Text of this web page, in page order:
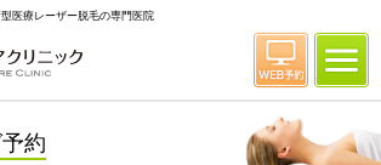
医療レーザー脱毛の専門医院
約